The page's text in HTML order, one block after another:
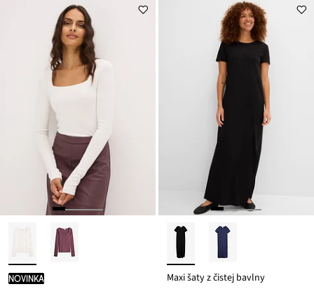
novinka Maxi šaty z čistej bavlny